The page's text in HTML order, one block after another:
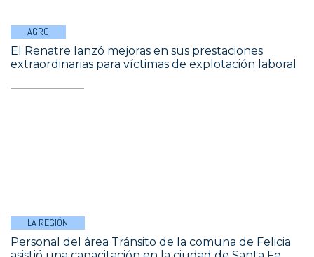
AGRO
El Renatre lanzó mejoras en sus prestaciones
extraordinarias para víctimas de explotación laboral
LA REGIÓN
Personal del área Tránsito de la comuna de Felicia